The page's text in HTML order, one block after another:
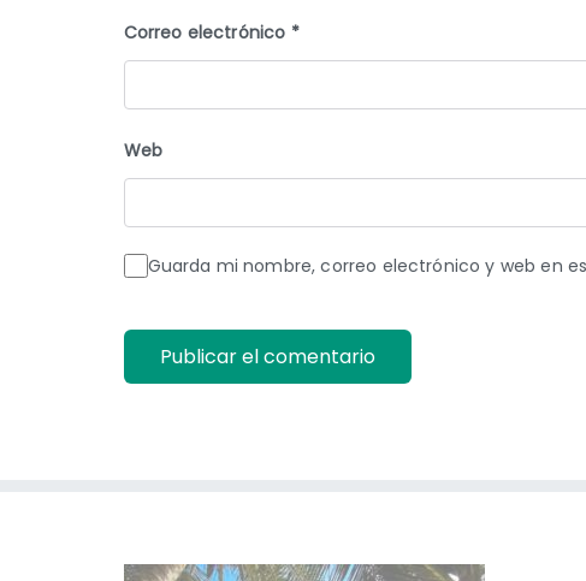
Correo electrónico *
Web
Guarda mi nombre, correo electrónico y web en